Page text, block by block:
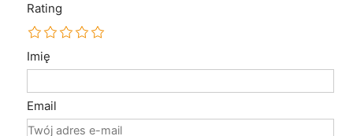
Rating
Imię
Email